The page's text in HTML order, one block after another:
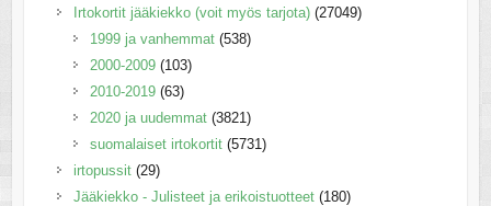
Irtokortit jääkiekko (voit myös tarjota) (27049)
1999 ja vanhemmat (538)
2000-2009 (103)
2010-2019 (63)
2020 ja uudemmat (3821)
suomalaiset irtokortit (5731)
irtopussit (29)
Jääkiekko - Julisteet ja erikoistuotteet (180)